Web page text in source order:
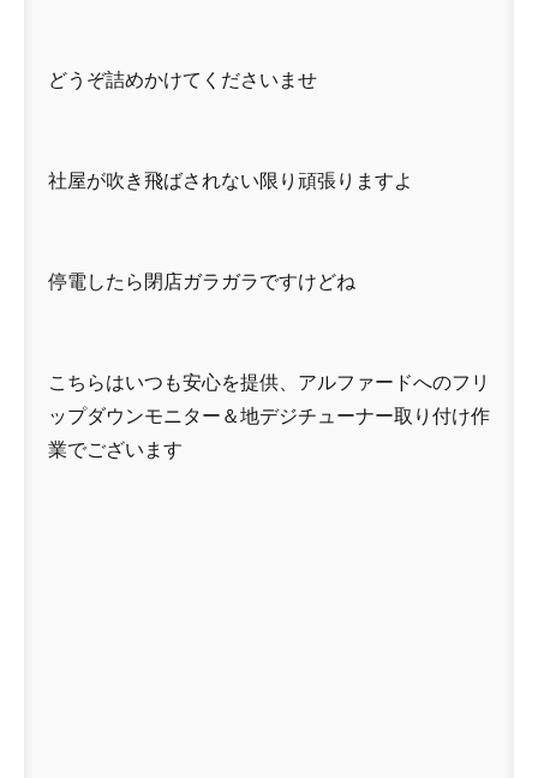
どうぞ詰めかけてくださいませ
社屋が吹き飛ばされない限り頑張りますよ
停電したら閉店ガラガラですけどね
こちらはいつも安心を提供、アルファードへのフリ
ップダウンモニター＆地デジチューナー取り付け作
業でございます